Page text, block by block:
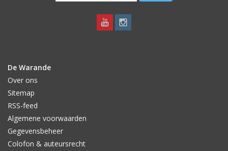
De Warande
Over ons
Sitemap
RSS-feed
Algemene voorwaarden
Gegevensbeheer
Colofon & auteursrecht